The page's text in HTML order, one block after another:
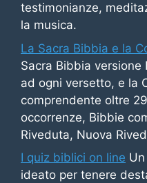
testimonianze,
la musica.
La Sacra Bibbia e la
Sacra Bibbia
ad ogni versetto, e la
comprendente oltre
occorrenze, Bibbie
Riveduta, Nuova
I quiz biblici on line
ideato per tenere